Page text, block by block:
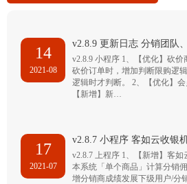
14
2021-08
v2.8.9 更新日志 分销团队
v2.8.9 小程序 1、【优化】砍
砍价订单时，增加判断限购逻
逻辑时才判断。 2、【优化】会
【新增】新…
17
2021-07
v2.8.7 小程序 客如云收银
v2.8.7 上程序 1、【新增】客
本系统「单个商品」计算分销
增分销商成绩发展下级用户/分